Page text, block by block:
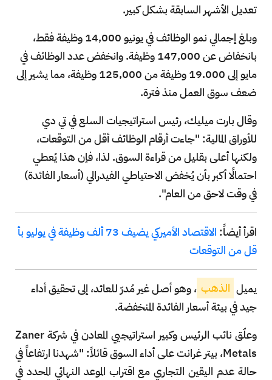
تعديل الأشهر السابقة بشكل كبير.
وبلغ إجمالي نمو الوظائف في يونيو 14,000 وظيفة فقط،
بانخفاض عن 147,000 وظيفة. وانخفض عدد الوظائف في
مايو إلى 19.000 وظيفة من 125,000 وظيفة، مما يشير إلى
ضعف سوق العمل منذ فترة.
وقال بارت ميليك، رئيس استراتيجيات السلع في تي دي
للأوراق المالية: "جاءت أرقام الوظائف أقل من التوقعات،
ولكنها أعلى بقليل من قراءة السوق. لذا، فإن هذا يُعطي
احتمالًا أكبر بأن يُخفض الاحتياطي الفيدرالي (أسعار الفائدة)
في وقت لاحق من العام".
اقرأ أيضاً:
الاقتصاد الأميركي يضيف 73 ألف وظيفة في يوليو بأ
قل من التوقعات
يميل الذهب ، وهو أصل غير مُدرّ للعائد، إلى تحقيق أداء
جيد في بيئة أسعار الفائدة المنخفضة.
وعلّق نائب الرئيس وكبير استراتيجيي المعادن في شركة Zaner
Metals، بيتر غرانت على أداء السوق قائلاً: "شهدنا ارتفاعاً في
حالة عدم اليقين التجاري مع اقتراب الموعد النهائي المحدد في